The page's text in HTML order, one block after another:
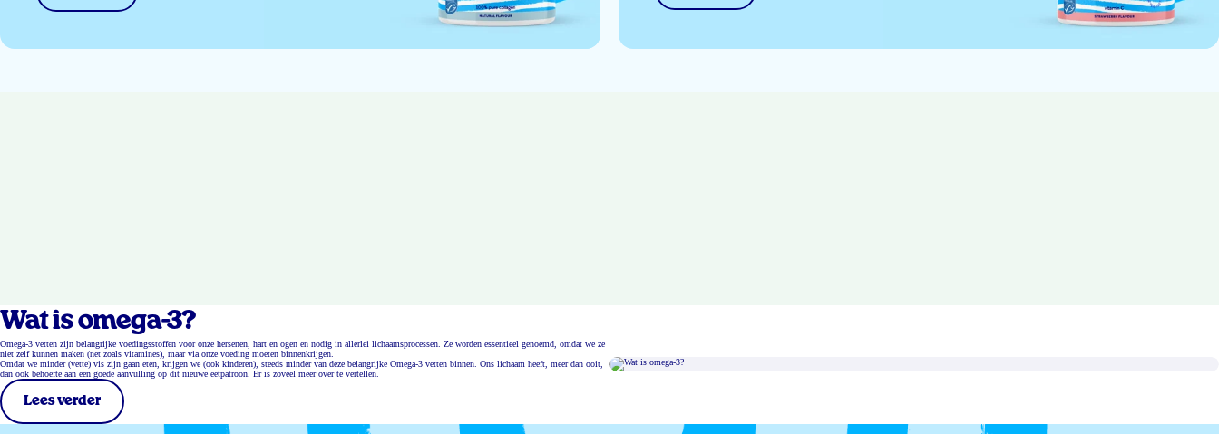
Wat is omega-3?
Omega-3 vetten zijn belangrijke voedingsstoffen voor onze hersenen, hart en ogen en nodig in allerlei lichaamsprocessen. Ze worden essentieel genoemd, omdat we ze
niet zelf kunnen maken (net zoals vitamines), maar via onze voeding moeten binnenkrijgen.
Omdat we minder (vette) vis zijn gaan eten, krijgen we (ook kinderen), steeds minder van deze belangrijke Omega-3 vetten binnen. Ons lichaam heeft, meer dan ooit,
dan ook behoefte aan een goede aanvulling op dit nieuwe eetpatroon. Er is zoveel meer over te vertellen.
Lees verder